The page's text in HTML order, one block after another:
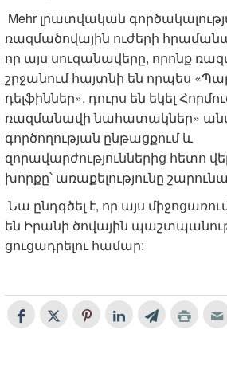
Mehr լրատվական
ռազմածովային ուժերի
որ այս սուզանավերը, որոնք
շրջանում հայտնի են որպես
դելֆիններ», դուրս են եկել
ռազմանավի նահատակներ»
գործողության ընթացքում և
զորավարժություններից հետո
խորքը՝ առաքելությունը
Նա ընդգծել է, որ այս
են Իրանի ծովային
ցուցադրելու համար: